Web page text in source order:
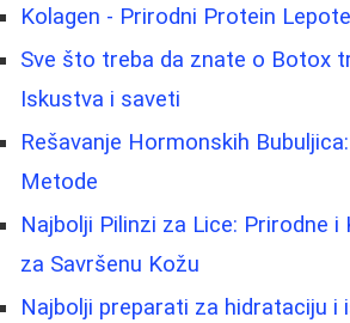
Kolagen - Prirodni Protein
Sve što treba da znate o Botox
Iskustva i saveti
Rešavanje Hormonskih
Metode
Najbolji Pilinzi za Lice: Prirodne i
za Savršenu Kožu
Najbolji preparati za hidrataciju i